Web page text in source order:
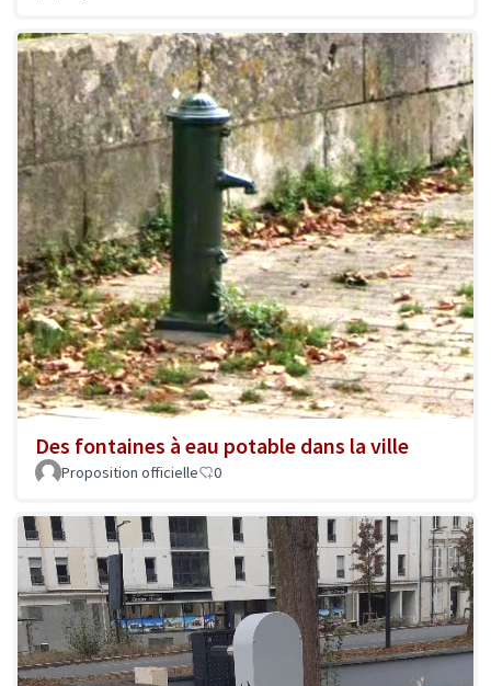
Des fontaines à eau potable dans la ville
Proposition officielle 0